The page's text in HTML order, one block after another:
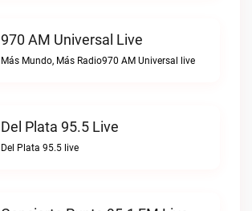
970 AM Universal Live
Más Mundo, Más Radio970 AM Universal live
Del Plata 95.5 Live
Del Plata 95.5 live